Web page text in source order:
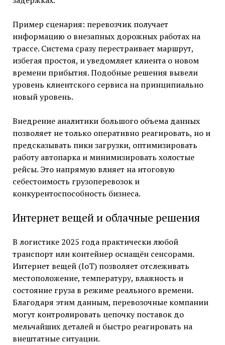
Пример сценария: перевозчик получает
информацию о внезапных дорожных работах на
трассе. Система сразу перестраивает маршрут,
избегая простоя, и уведомляет клиента о новом
времени прибытия. Подобные решения вывели
уровень клиентского сервиса на принципиально
новый уровень.
Внедрение аналитики большого объема данных
позволяет не только оперативно реагировать, но и
предсказывать пики загрузки, оптимизировать
работу автопарка и минимизировать холостые
рейсы. Это напрямую влияет на итоговую
себестоимость грузоперевозок и
конкурентоспособность бизнеса.
Интернет вещей и облачные решения
В логистике 2025 года практически любой
транспорт или контейнер оснащён сенсорами.
Интернет вещей (IoT) позволяет отслеживать
местоположение, температуру, влажность и
состояние груза в режиме реального времени.
Благодаря этим данным, перевозочные компании
могут контролировать цепочку поставок до
мельчайших деталей и быстро реагировать на
внештатные ситуации.